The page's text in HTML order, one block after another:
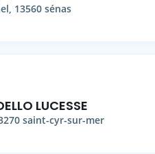
, 13560 sénas
LUCESSE
saint-cyr-sur-mer